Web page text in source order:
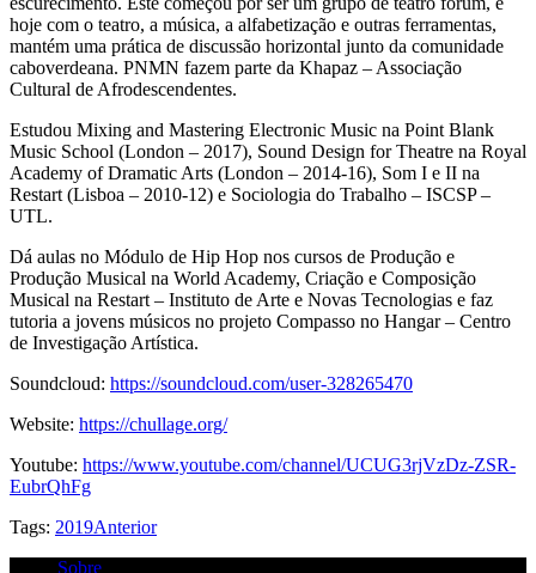
hoje com o teatro, a música, a alfabetização e outras ferramentas,
mantém uma prática de discussão horizontal junto da comunidade
caboverdeana. PNMN fazem parte da Khapaz – Associação
Cultural de Afrodescendentes.
Estudou Mixing and Mastering Electronic Music na Point Blank
Music School (London – 2017), Sound Design for Theatre na Royal
Academy of Dramatic Arts (London – 2014-16), Som I e II na
Restart (Lisboa – 2010-12) e Sociologia do Trabalho – ISCSP –
UTL.
Dá aulas no Módulo de Hip Hop nos cursos de Produção e
Produção Musical na World Academy, Criação e Composição
Musical na Restart – Instituto de Arte e Novas Tecnologias e faz
tutoria a jovens músicos no projeto Compasso no Hangar – Centro
de Investigação Artística.
Soundcloud: https://soundcloud.com/user-328265470
Website: https://chullage.org/
Youtube: https://www.youtube.com/channel/UCUG3rjVzDz-ZSR-
EubrQhFg
Tags: 2019Anterior
Sobre